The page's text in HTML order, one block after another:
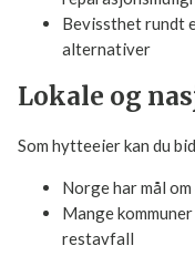
Preferanse for
alternativer
Lokale og
Som hytteeier kan du
Norge har mål